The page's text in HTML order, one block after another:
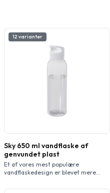
12 varianter
Sky 650 ml vandflaske af
genvundet plast
Et af vores mest populære
vandflaskedesign er blevet mere
genvundet plast. Den